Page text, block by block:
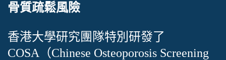
骨質疏鬆風險
香港大學研究團隊特別研發了
COSA（Chinese Osteoporosis Screening